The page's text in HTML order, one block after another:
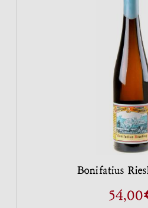
Bonifatius
54,00